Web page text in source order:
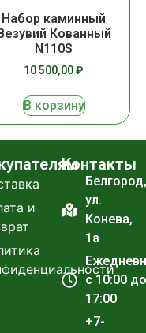
Набор каминный
Кованный
N110S
10 500,00₽
В корзину
и
Контакты
Белгород,
ул.
Конева,
1а
с 10:00 до
17:00
+7-